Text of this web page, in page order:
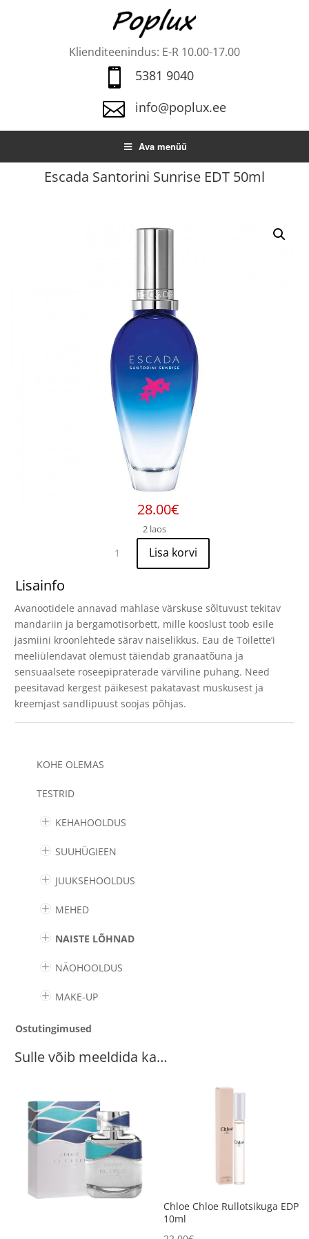
Klienditeenindus: E-R 10.00-17.00
 5381 9040
 info@poplux.ee
Ava menüü
Escada Santorini Sunrise EDT 50ml
28.00€
2 laos
Santorini
50ml
kogus
Lisa korvi
Lisainfo
Avanootidele annavad mahlase värskuse sõltuvust tekitav
mandariin ja bergamotisorbett, mille kooslust toob esile
jasmiini kroonlehtede särav naiselikkus. Eau de Toilette’i
meeliülendavat olemust täiendab granaatõuna ja
sensuaalsete roseepipraterade värviline puhang. Need
peesitavad kergest päikesest pakatavast muskusest ja
kreemjast sandlipuust soojas põhjas.
KOHE OLEMAS
TESTRID
KEHAHOOLDUS
SUUHÜGIEEN
JUUKSEHOOLDUS
MEHED
NAISTE LÕHNAD
NÄOHOOLDUS
MAKE-UP
Ostutingimused
Sulle võib meeldida ka…
Chloe Chloe Rullotsikuga EDP
10ml